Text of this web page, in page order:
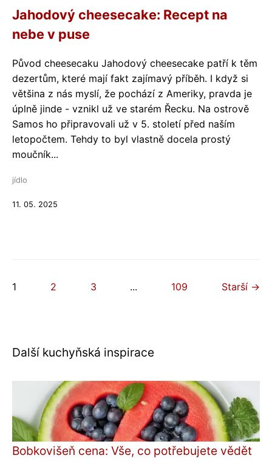
Jahodový cheesecake: Recept na
nebe v puse
Původ cheesecaku Jahodový cheesecake patří k těm
dezertům, které mají fakt zajímavý příběh. I když si
většina z nás myslí, že pochází z Ameriky, pravda je
úplně jinde - vznikl už ve starém Řecku. Na ostrově
Samos ho připravovali už v 5. století před naším
letopočtem. Tehdy to byl vlastně docela prostý
moučník...
jídlo
11. 05. 2025
1 2 3 ... 109 Starší →
Další kuchyňská inspirace
Bobkovišeň cena: Vše, co potřebujete vědět